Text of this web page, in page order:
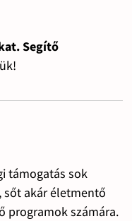
Segítő
támogatás sok
sőt akár életmentő
programok számára.